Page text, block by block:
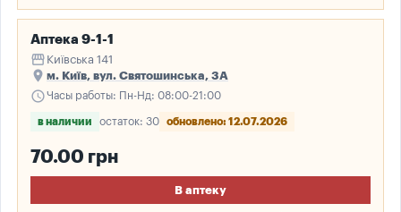
Аптека 9-1-1
storefront Київська 141
place м. Київ, вул. Святошинська, 3А
scheduleЧасы работы: Пн-Нд: 08:00-21:00
в наличии остаток: 30 обновлено: 12.07.2026
70.00 грн
В аптеку